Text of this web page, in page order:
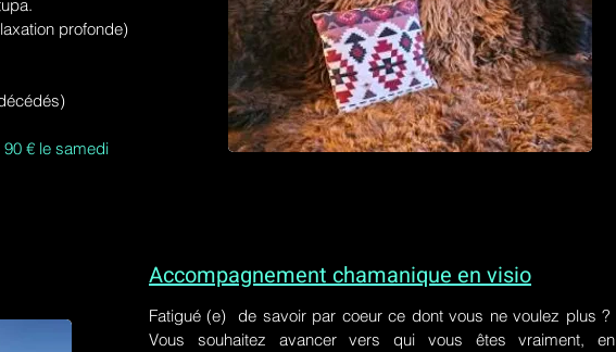
profonde)
€ le samedi
Accompagnement chamanique en visio
Fatigué (e) de savoir par coeur ce dont vous ne voulez plus ?
Vous souhaitez avancer vers qui vous êtes vraiment, en